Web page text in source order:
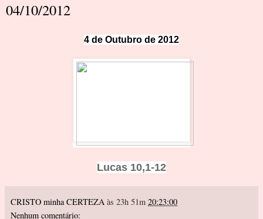
04/10/2012
4 de Outubro de 2012
Lucas 10,1-12
CRISTO minha CERTEZA às 23h 51m 20:23:00
Nenhum comentário: